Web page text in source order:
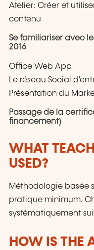
Atelier: Créer et
contenu
Se familiariser avec
2016
Office Web App
Le réseau Social
Présentation du
Passage de la
financement)
WHAT
USED?
Méthodologie basée
pratique minimum.
systématiquement
HOW IS THE